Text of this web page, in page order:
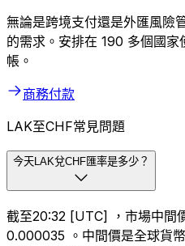
無論是跨境支付還是外匯風險
的需求。安排在 190 多個國
帳。
商務付款
LAK至CHF常見問題
今天LAK兌CHF匯率是多少？
截至20:32 [UTC] ，市場中間
0.000035 。中間價是全球貨